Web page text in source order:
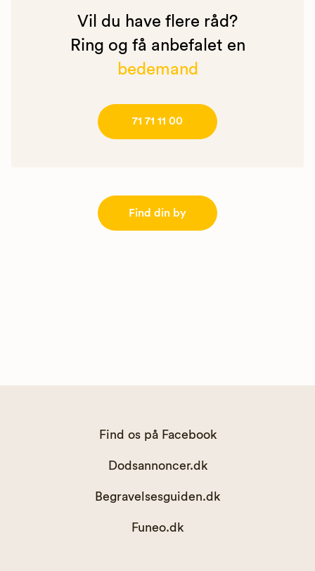
Vil du have flere råd?
Ring og få anbefalet en
bedemand
71 71 11 00
Find din by
Find os på Facebook
Dodsannoncer.dk
Begravelsesguiden.dk
Funeo.dk